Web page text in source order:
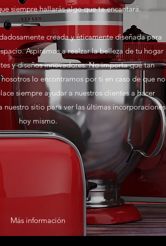
siempre hallarás algo que te encantará.
creada y éticamente diseñada para
Aspiramos a realzar la belleza de tu hogar
y diseños innovadores. No importa qué tan
lo encontramos por ti en caso de que no
siempre ayudar a nuestros clientes a hacer
nuestro sitio para ver las últimas incorporaciones
hoy mismo.
Más información